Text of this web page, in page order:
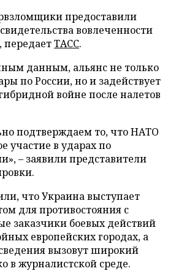
предоставили
вовлеченности
ТАСС.
данным, альянс не только
по России, но и задействует
войне после налетов
подтверждаем то, что НАТО
участие в ударах по
– заявили представители
что Украина выступает
для противостояния с
заказчики боевых действий
европейских городах, а
вызовут широкий
в журналистской среде.